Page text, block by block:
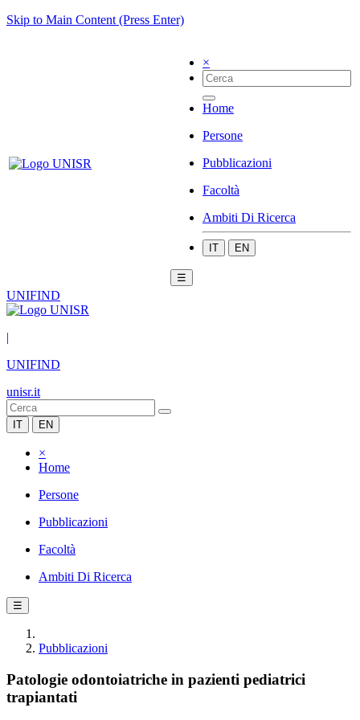
Skip to Main Content (Press Enter)
×
Home
Persone
Pubblicazioni
Facoltà
Ambiti Di Ricerca
IT EN
☰
UNIFIND
|
UNIFIND
unisr.it
IT EN
×
Home
Persone
Pubblicazioni
Facoltà
Ambiti Di Ricerca
☰
Pubblicazioni
Patologie odontoiatriche in pazienti pediatrici
trapiantati